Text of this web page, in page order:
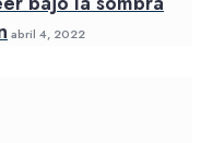
abril 4, 2022